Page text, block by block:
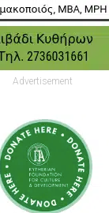
Advertisement